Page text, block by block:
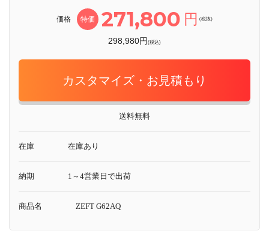
価格 特価 271,800 円 (税抜)
298,980円(税込)
カスタマイズ・お見積もり
送料無料
在庫 在庫あり
納期 1～4営業日で出荷
商品名 ZEFT G62AQ